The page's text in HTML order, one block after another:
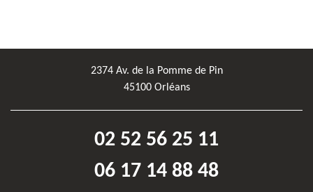
2374 Av. de la Pomme de Pin
45100 Orléans
02 52 56 25 11
06 17 14 88 48